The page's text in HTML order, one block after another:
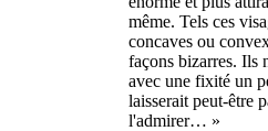
même. Tels ces
concaves ou
façons bizarres. Ils
avec une fixité un
laisserait peut-être
l'admirer… »